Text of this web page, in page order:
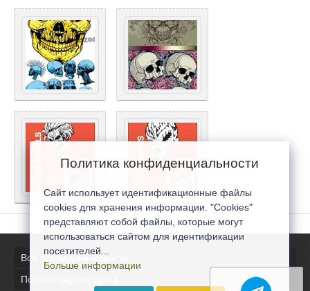
Все последние новости
Полная версия сайта
Политика конфиденциальности
Сайт использует идентификационные файлы
cookies для хранения информации. "Cookies"
представляют собой файлы, которые могут
использоваться сайтом для идентификации
посетителей...
Больше информации